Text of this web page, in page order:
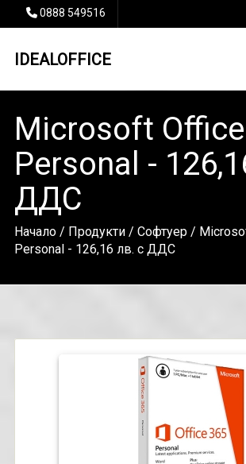
0888 549516
IDEALOFFICE
Microsoft
Personal -
ДДС
Начало/ Продукти/ Софтуер/
Personal - 126,16 лв. с ДДС